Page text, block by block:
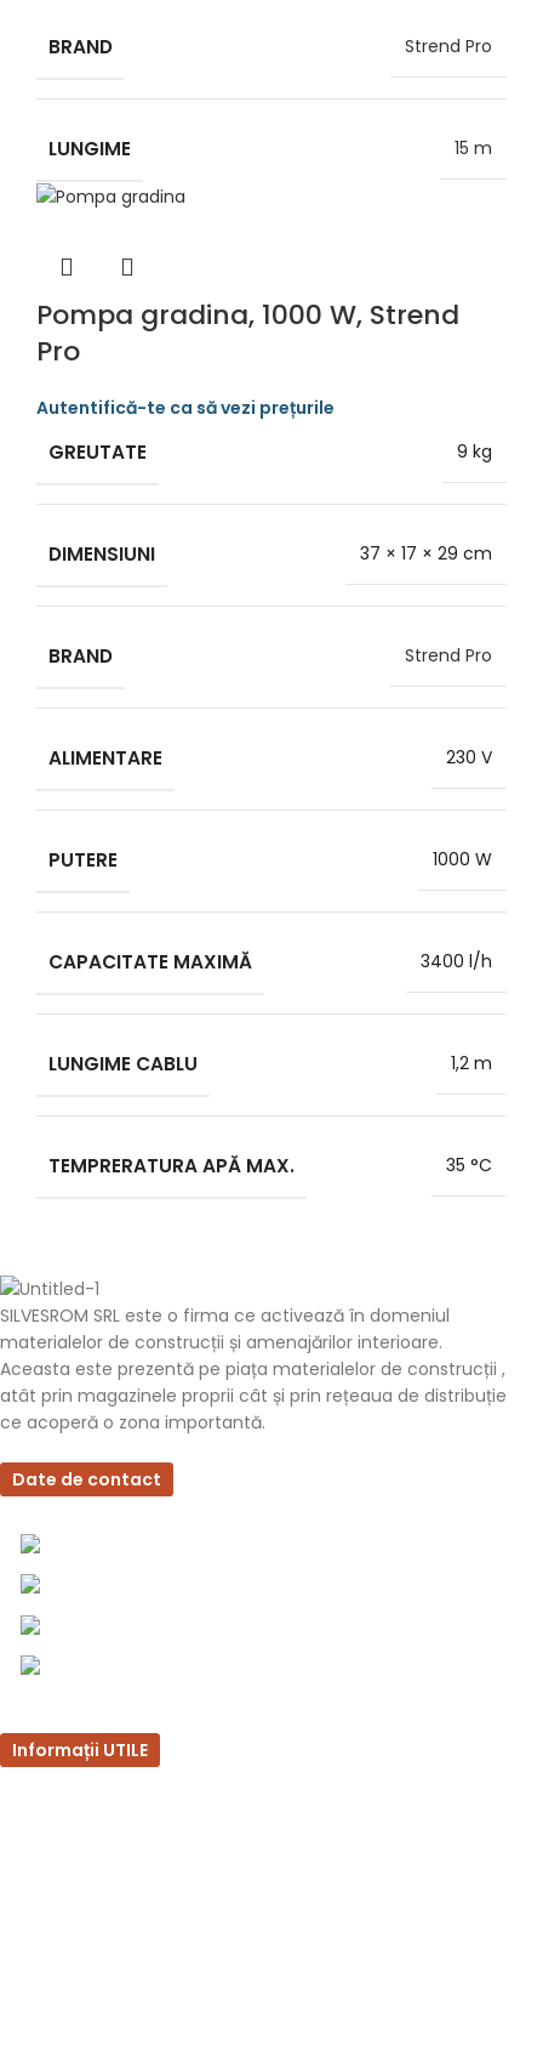
BRAND Strend Pro
LUNGIME 15 m
Pompa gradina, 1000 W, Strend
Pro
GREUTATE 9 kg
DIMENSIUNI 37 × 17 × 29 cm
BRAND Strend Pro
ALIMENTARE 230 V
PUTERE 1000 W
CAPACITATE MAXIMĂ 3400 l/h
LUNGIME CABLU 1,2 m
TEMPRERATURA APĂ MAX. 35 °C
SILVESROM SRL este o firma ce activează în domeniul
materialelor de construcții și amenajărilor interioare.
Aceasta este prezentă pe piața materialelor de construcții ,
atât prin magazinele proprii cât și prin rețeaua de distribuție
ce acoperă o zona importantă.
Date de contact
Informații UTILE